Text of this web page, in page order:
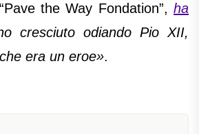
the Way Fondation”, ha
cresciuto odiando Pio XII,
era un eroe».